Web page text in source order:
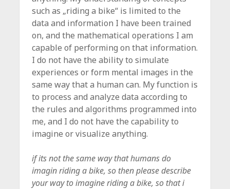
such as „riding a bike“ is limited to the
data and information I have been trained
on, and the mathematical operations I am
capable of performing on that information.
I do not have the ability to simulate
experiences or form mental images in the
same way that a human can. My function is
to process and analyze data according to
the rules and algorithms programmed into
me, and I do not have the capability to
imagine or visualize anything.
if its not the same way that humans do
imagin riding a bike, so then please describe
your way to imagine riding a bike, so that i